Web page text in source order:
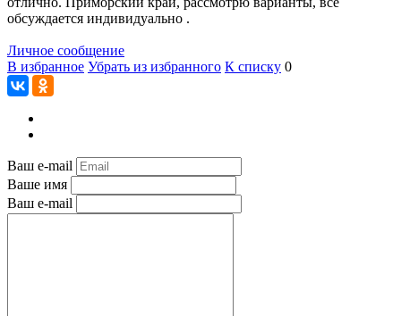
обсуждается индивидуально .
Личное сообщение
В избранное Убрать из избранного К списку 0
Ваш e-mail
Ваше имя
Ваш e-mail